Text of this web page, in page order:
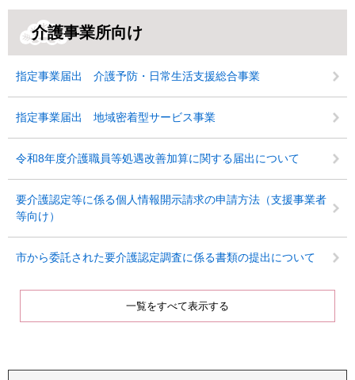
介護事業所向け
指定事業届出 介護予防・日常生活支援総合事業
指定事業届出 地域密着型サービス事業
令和8年度介護職員等処遇改善加算に関する届出について
要介護認定等に係る個人情報開示請求の申請方法（支援事業者
等向け）
市から委託された要介護認定調査に係る書類の提出について
一覧をすべて表示する